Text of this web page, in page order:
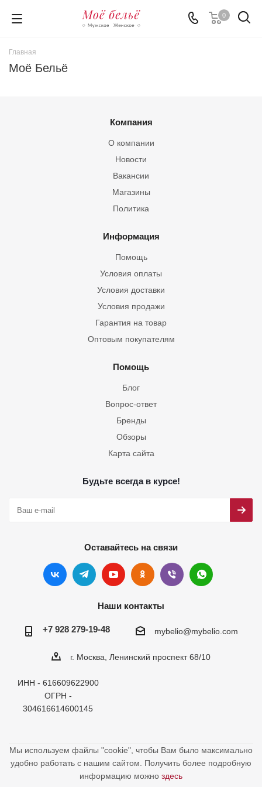
0
Главная
Моё Бельё
Компания
О компании
Новости
Вакансии
Магазины
Политика
Информация
Помощь
Условия оплаты
Условия доставки
Условия продажи
Гарантия на товар
Оптовым покупателям
Помощь
Блог
Вопрос-ответ
Бренды
Обзоры
Карта сайта
Будьте всегда в курсе!
Оставайтесь на связи
Наши контакты
+7 928 279-19-48 mybelio@mybelio.com
г. Москва, Ленинский проспект 68/10
ИНН - 616609622900
ОГРН -
304616614600145
Мы используем файлы "cookie", чтобы Вам было максимально
удобно работать с нашим сайтом. Получить более подробную
информацию можно здесь